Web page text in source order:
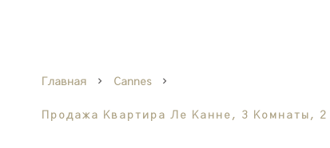
Главная Cannes
Продажа Квартира Ле Канне, 3 Комнаты,